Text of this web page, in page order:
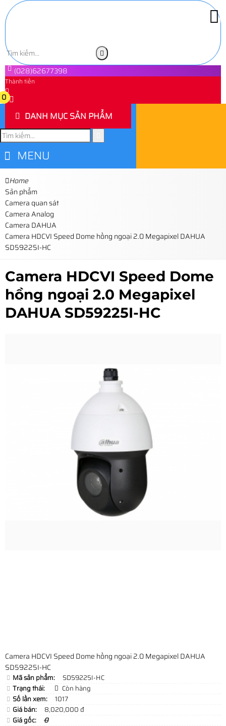
(028)62677398
Thành tiền
0
0
DANH MỤC SẢN PHẨM
MENU
Home
Sản phẩm
Camera quan sát
Camera Analog
Camera DAHUA
Camera HDCVI Speed Dome hồng ngoại 2.0 Megapixel DAHUA
SD59225I-HC
Camera HDCVI Speed Dome
hồng ngoại 2.0 Megapixel
DAHUA SD59225I-HC
Camera HDCVI Speed Dome hồng ngoại 2.0 Megapixel DAHUA
SD59225I-HC
Mã sản phẩm:
SD59225I-HC
Trạng thái:
Còn hàng
Số lần xem:
1017
Giá bán:
8,020,000 đ
Giá gốc:
0